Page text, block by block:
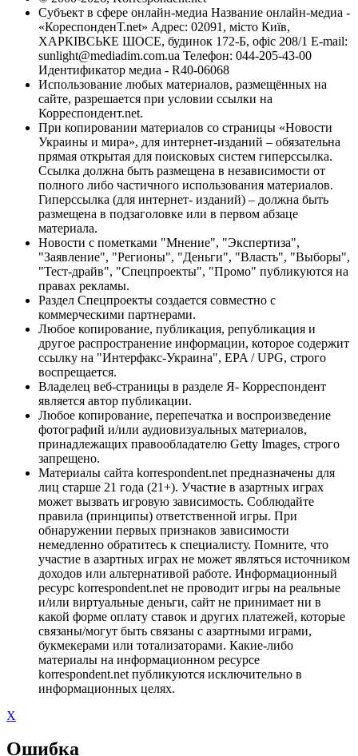
Субъект в сфере онлайн-медиа Название онлайн-медиа -
«КореспонденТ.net» Адрес: 02091, місто Київ,
ХАРКІВСЬКЕ ШОСЕ, будинок 172-Б, офіс 208/1 E-mail:
sunlight@mediadim.com.ua Телефон: 044-205-43-00
Идентификатор медиа - R40-06068
Использование любых материалов, размещённых на
сайте, разрешается при условии ссылки на
Корреспондент.net.
При копировании материалов со страницы «Новости
Украины и мира», для интернет-изданий – обязательна
прямая открытая для поисковых систем гиперссылка.
Ссылка должна быть размещена в независимости от
полного либо частичного использования материалов.
Гиперссылка (для интернет- изданий) – должна быть
размещена в подзаголовке или в первом абзаце
материала.
Новости с пометками "Мнение", "Экспертиза",
"Заявление", "Регионы", "Деньги", "Власть", "Выборы",
"Тест-драйв", "Спецпроекты", "Промо" публикуются на
правах рекламы.
Раздел Спецпроекты создается совместно с
коммерческими партнерами.
Любое копирование, публикация, републикация и
другое распространение информации, которое содержит
ссылку на "Интерфакс-Украина", EPA / UPG, строго
воспрещается.
Владелец веб-страницы в разделе Я- Корреспондент
является автор публикации.
Любое копирование, перепечатка и воспроизведение
фотографий и/или аудиовизуальных материалов,
принадлежащих правообладателю Getty Images, строго
запрещено.
Материалы сайта korrespondent.net предназначены для
лиц старше 21 года (21+). Участие в азартных играх
может вызвать игровую зависимость. Соблюдайте
правила (принципы) ответственной игры. При
обнаружении первых признаков зависимости
немедленно обратитесь к специалисту. Помните, что
участие в азартных играх не может являться источником
доходов или альтернативой работе. Информационный
ресурс korrespondent.net не проводит игры на реальные
и/или виртуальные деньги, сайт не принимает ни в
какой форме оплату ставок и других платежей, которые
связаны/могут быть связаны с азартными играми,
букмекерами или тотализаторами. Какие-либо
материалы на информационном ресурсе
korrespondent.net публикуются исключительно в
информационных целях.
X
Ошибка